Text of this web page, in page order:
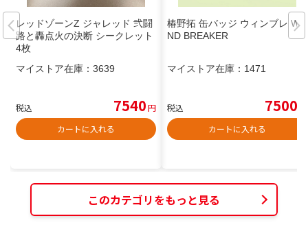
レッドゾーンZ ジャレッド 弐闘
路と轟点火の決断 シークレット
4枚
マイストア在庫： 3639
税込 7540円
カートに入れる
椿野拓 缶バッジ ウィンブレ WI
ND BREAKER
マイストア在庫： 1471
税込 7500
カートに入れる
このカテゴリをもっと見る